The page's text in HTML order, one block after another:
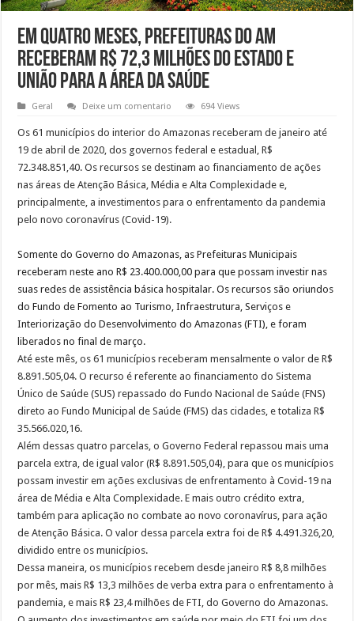
Em quatro meses, prefeituras do AM
receberam R$ 72,3 milhões do Estado e
União para a área da saúde
Geral Deixe um comentario 694 Views
Os 61 municípios do interior do Amazonas receberam de janeiro até
19 de abril de 2020, dos governos federal e estadual, R$
72.348.851,40. Os recursos se destinam ao financiamento de ações
nas áreas de Atenção Básica, Média e Alta Complexidade e,
principalmente, a investimentos para o enfrentamento da pandemia
pelo novocoronavírus (Covid-19).
Somente do Governo do Amazonas, as Prefeituras Municipais
receberamneste ano R$ 23.400.000,00 para que possam investir nas
suas redes de assistência básica hospitalar. Os recursos são oriundos
do Fundo de Fomento ao Turismo, Infraestrutura, Serviços e
Interiorização do Desenvolvimento do Amazonas (FTI), e foram
liberados no final de março.
Até este mês, os 61 municípios receberam mensalmente o valor de R$
8.891.505,04. O recurso é referente ao financiamento do Sistema
Único de Saúde (SUS) repassado do Fundo Nacional de Saúde (FNS)
direto ao Fundo Municipal de Saúde (FMS) das cidades, e totaliza R$
‭35.566.020,16.
Além dessas quatro parcelas, o Governo Federal repassou mais uma
parcela extra, de igual valor ‬(R$ 8.891.505,04), para que os municípios
possam investir em ações exclusivas de enfrentamento à Covid-19 na
área de Média e Alta Complexidade. E mais outro crédito extra,
também para aplicação no combate ao novo coronavírus, para ação
de Atenção Básica. O valor dessa parcela extra foi de R$ 4.491.326,20,
dividido entre os municípios.
Dessa maneira, os municípios recebem desde janeiro R$ 8,8 milhões
por mês, mais R$ 13,3 milhões de verba extra para o enfrentamento à
pandemia, e mais R$ 23,4 milhões de FTI, do Governo do Amazonas.